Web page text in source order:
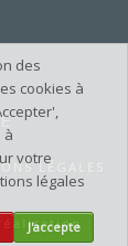
, une...
/
vous...
LÉGALES
:
des
cookies à
à
votre
légales
J'accepte